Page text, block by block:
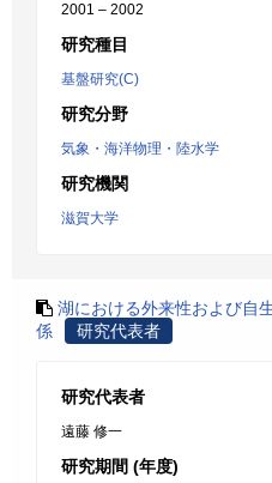
2001 – 2002
研究種目
基盤研究(C)
研究分野
気象・海洋物理・陸水学
研究機関
滋賀大学
湖における外来性および自
係
研究代表者
研究代表者
遠藤 修一
研究期間 (年度)